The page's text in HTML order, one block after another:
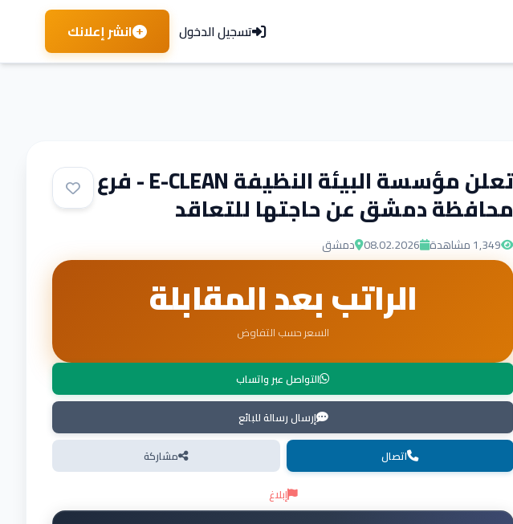
تسجيل الدخول انشر إعلانك
تعلن مؤسسة البيئة النظيفة E-CLEAN - فرع
محافظة دمشق عن حاجتها للتعاقد
1,349مشاهدة 08.02.2026 دمشق
الراتب بعد المقابلة
السعر حسب التفاوض
التواصل عبر واتساب
إرسال رسالة للبائع
اتصال
مشاركة
إبلاغ